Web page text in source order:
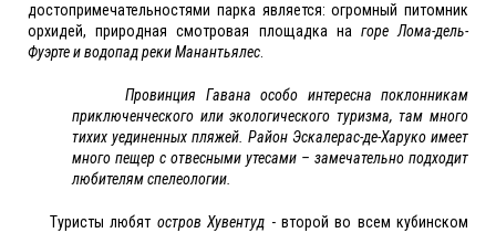
достопримечательностями парка является: огромный питомник
орхидей, природная смотровая площадка на горе Лома-дель-
Фуэрте и водопад реки Манантьялес
Провинция Гавана особо интересна поклонникам
приключенческого или экологического туризма, там много
тихих уединенных пляжей. Район Эскалерас-де-Харуко имеет
много пещер с отвесными утесами – замечательно подходит
любителям спелеологии.
Туристы любят остров Хувентуд - второй во всем кубинском